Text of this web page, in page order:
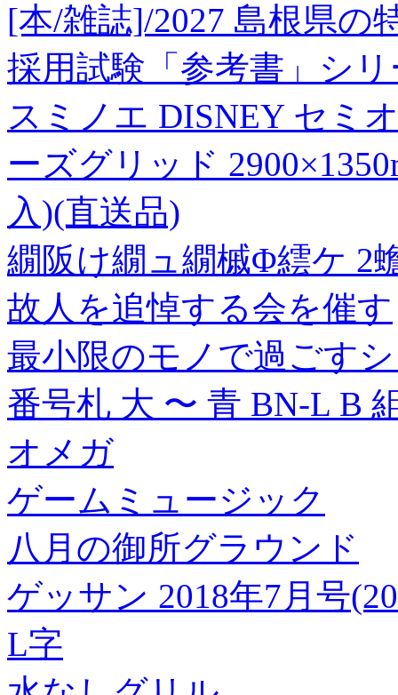
[本/雑誌]/2027 島根県の
採用試験「参考書」シ
スミノエ DISNEY セミ
ーズグリッド
入)(直送品)
繝阪け繝ュ繝槭Φ繧ケ 2
故人を追悼する会を催す
最小限のモノで過ごす
番号札 大 〜 青 BN-L B
オメガ
ゲームミュージック
八月の御所グラウンド
ゲッサン 2018年7月号
L字